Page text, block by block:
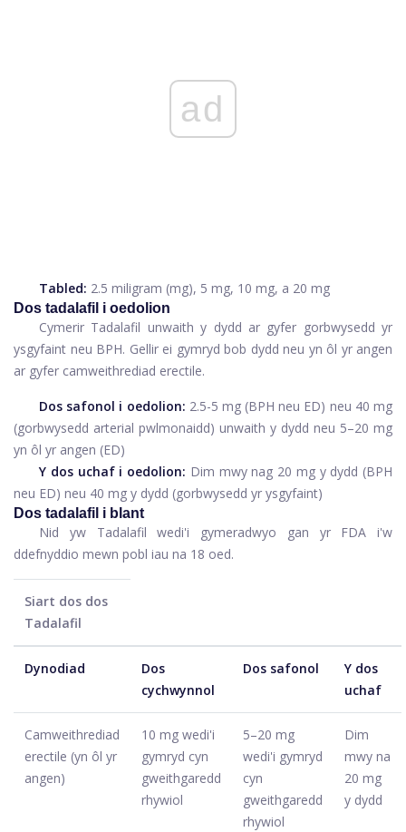
ad
Tabled: 2.5 miligram (mg), 5 mg, 10 mg, a 20 mg
Dos tadalafil i oedolion
Cymerir Tadalafil unwaith y dydd ar gyfer gorbwysedd yr
ysgyfaint neu BPH. Gellir ei gymryd bob dydd neu yn ôl yr angen
ar gyfer camweithrediad erectile.
Dos safonol i oedolion: 2.5-5 mg (BPH neu ED) neu 40 mg
(gorbwysedd arterial pwlmonaidd) unwaith y dydd neu 5–20 mg
yn ôl yr angen (ED)
Y dos uchaf i oedolion: Dim mwy nag 20 mg y dydd (BPH
neu ED) neu 40 mg y dydd (gorbwysedd yr ysgyfaint)
Dos tadalafil i blant
Nid yw Tadalafil wedi'i gymeradwyo gan yr FDA i'w
ddefnyddio mewn pobl iau na 18 oed.
Siart dos dos
Tadalafil
Dynodiad
Dos
cychwynnol
Dos safonol
Y dos
uchaf
Camweithrediad
erectile (yn ôl yr
angen)
10 mg wedi'i
gymryd cyn
gweithgaredd
rhywiol
5–20 mg
wedi'i gymryd
cyn
gweithgaredd
rhywiol
Dim
mwy na
20 mg
y dydd